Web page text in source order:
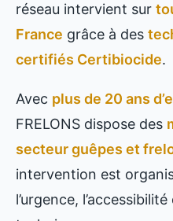
réseau intervient sur
France grâce à des
certifiés Certibiocide.
Avec plus de 20 ans
FRELONS dispose des
secteur guêpes et
intervention est
l’urgence,